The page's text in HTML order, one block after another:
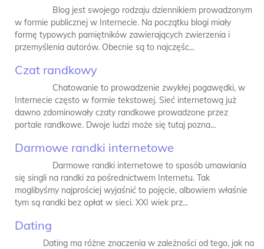
Blog jest swojego rodzaju dziennikiem prowadzonym
w formie publicznej w Internecie. Na początku blogi miały
formę typowych pamiętników zawierających zwierzenia i
przemyślenia autorów. Obecnie są to najczęśc...
Czat randkowy
Chatowanie to prowadzenie zwykłej pogawędki, w
Internecie często w formie tekstowej. Sieć internetową już
dawno zdominowały czaty randkowe prowadzone przez
portale randkowe. Dwoje ludzi może się tutaj pozna...
Darmowe randki internetowe
Darmowe randki internetowe to sposób umawiania
się singli na randki za pośrednictwem Internetu. Tak
moglibyśmy najprościej wyjaśnić to pojęcie, albowiem właśnie
tym są randki bez opłat w sieci. XXI wiek prz...
Dating
Dating ma różne znaczenia w zależności od tego, jak na